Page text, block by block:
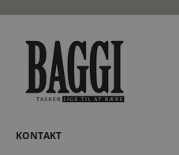
KONTAKT